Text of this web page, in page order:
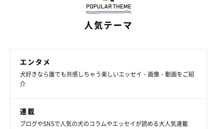
人気テーマ
エンタメ
犬好きなら誰でも共感しちゃう楽しいエッセイ・画像・動画をご紹
介
連載
ブログやSNSで人気の犬のコラムやエッセイが読める大人気連載